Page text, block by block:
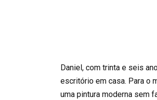
Daniel, com trinta e seis
escritório em casa. Para o
uma pintura moderna sem